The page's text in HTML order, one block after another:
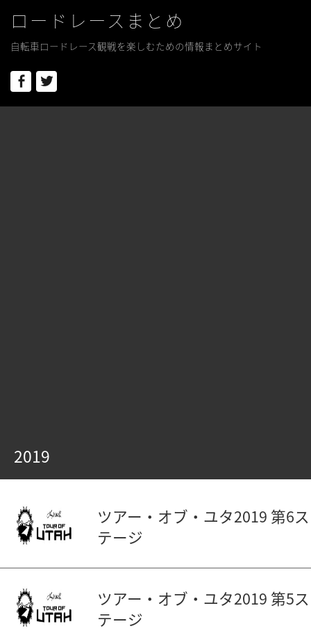
ロードレースまとめ
自転車ロードレース観戦を楽しむための情報まとめサイト
Facebook
2019
ツアー・オブ・ユタ2019 第6ス
テージ
ツアー・オブ・ユタ2019 第5ス
テージ